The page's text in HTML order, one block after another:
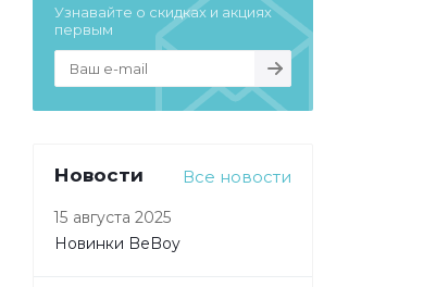
Узнавайте о скидках и акциях
первым
Новости Все новости
15 августа 2025
Новинки BeBoy